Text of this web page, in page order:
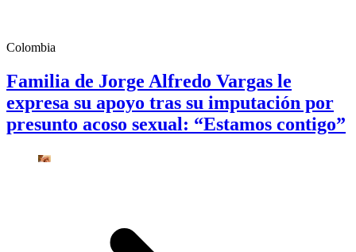
Colombia
Familia de Jorge Alfredo Vargas le
expresa su apoyo tras su imputación por
presunto acoso sexual: “Estamos contigo”